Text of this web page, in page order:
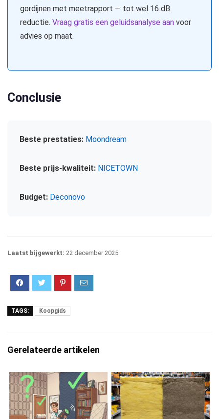
gordijnen met meetrapport — tot wel 16 dB
reductie. Vraag gratis een geluidsanalyse aan voor
advies op maat.
Conclusie
Beste prestaties: Moondream
Beste prijs-kwaliteit: NICETOWN
Budget: Deconovo
Laatst bijgewerkt: 22 december 2025
TAGS: Koopgids
Gerelateerde artikelen